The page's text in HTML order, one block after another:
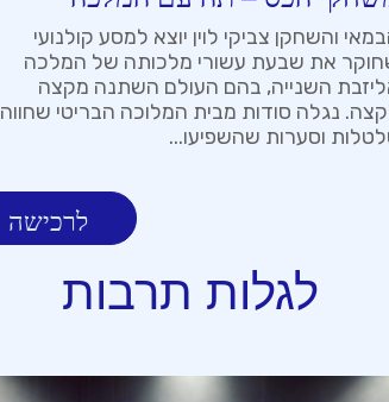
והשחקן צביקי לוין יוצא למסע קולנועי
את שבעת עשורי מלכותה של המלכה
השנייה, בהם העולם השתנה מקצה
נגלה סודות מבית המלוכה הבריטי שחווה
וסערות שהשפיעו...
לרכישה
לגלות תרבות